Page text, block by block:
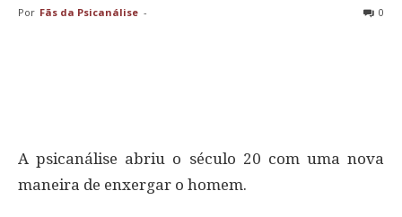
Por Fãs da Psicanálise - 0
A psicanálise abriu o século 20 com uma nova
maneira de enxergar o homem.